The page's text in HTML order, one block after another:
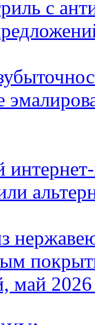
с
май 2026